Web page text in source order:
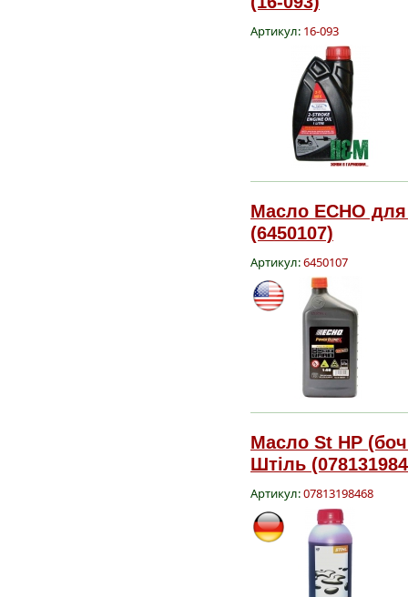
Артикул: 16-093
Масло ECHO для
(6450107)
Артикул:6450107
Масло St HP
Штіль
Артикул:07813198468